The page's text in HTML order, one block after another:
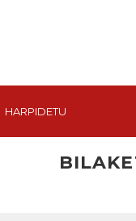
HARPIDETU